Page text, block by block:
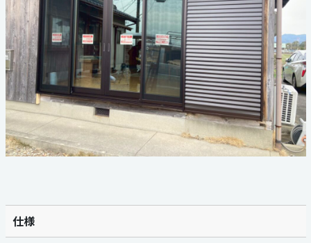
FAX
059-324-2941
電話受付：9：00〜17：00
定休日：日曜・祝日
仕様